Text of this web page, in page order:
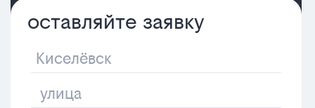
оставляйте заявку